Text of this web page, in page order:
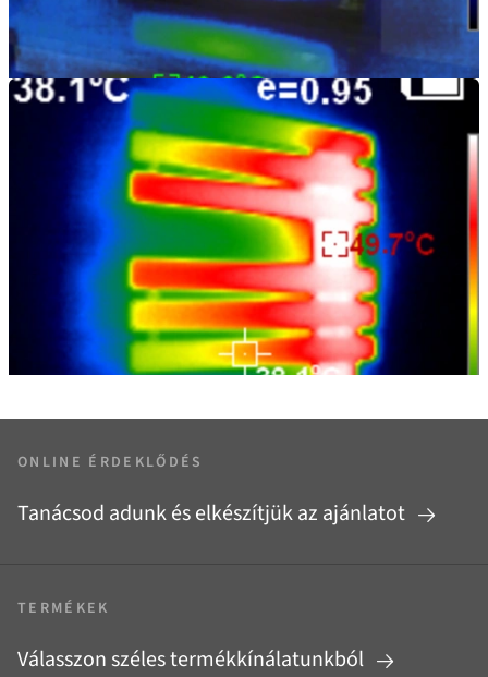
ONLINE ÉRDEKLŐDÉS
Tanácsod adunk és elkészítjük az ajánlatot
TERMÉKEK
Válasszon széles termékkínálatunkból